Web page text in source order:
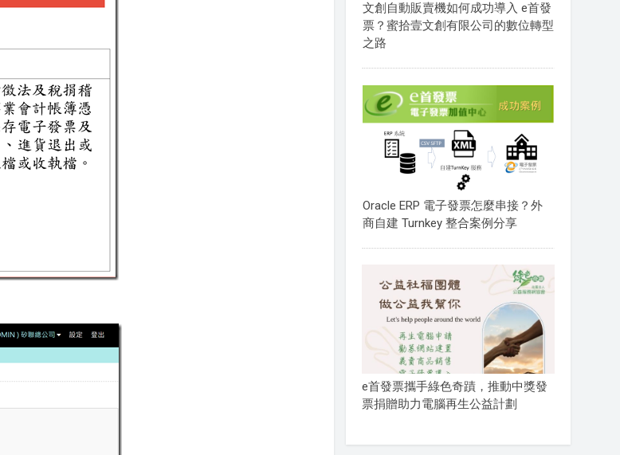
文創自動販賣機如何成功導入 e首發
票？蜜拾壹文創有限公司的數位轉型
之路
Oracle ERP 電子發票怎麼串接？外
商自建 Turnkey 整合案例分享
e首發票攜手綠色奇蹟，推動中獎發
票捐贈助力電腦再生公益計劃